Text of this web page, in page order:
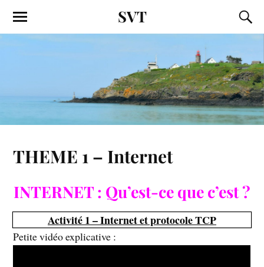
SVT
THEME 1 – Internet
INTERNET : Qu’est-ce que c’est ?
Activité 1 – Internet et protocole TCP
Petite vidéo explicative :